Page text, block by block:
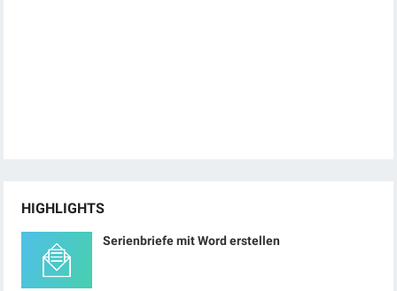
HIGHLIGHTS
Serienbriefe mit Word erstellen